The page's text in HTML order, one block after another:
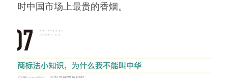
时中国市场上最贵的香烟。